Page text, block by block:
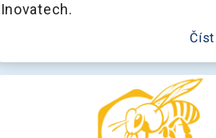
Inovatech.